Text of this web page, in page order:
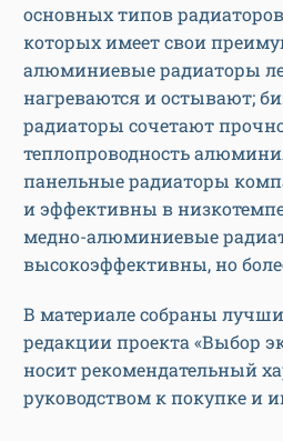
основных типов
которых имеет свои
алюминиевые радиаторы
нагреваются и остывают;
радиаторы сочетают
теплопроводность
панельные радиаторы
и эффективны в
медно-алюминиевые
высокоэффективны, но
В материале собраны
редакции проекта «Выбор
носит рекомендательный
руководством к покупке и